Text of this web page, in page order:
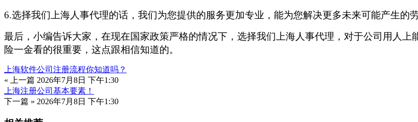
6.选择我们上海人事代理的话，我们为您提供的服务更加专业，能为您解决更多未来可能产生的劳
最后，小编告诉大家，在现在国家政策严格的情况下，选择我们上海人事代理，对于公司用人
险一金看的很重要，这点跟相信知道的。
上海软件公司注册流程你知道吗？
« 上一篇 2026年7月8日 下午1:30
上海注册公司基本要素！
下一篇 » 2026年7月8日 下午1:30